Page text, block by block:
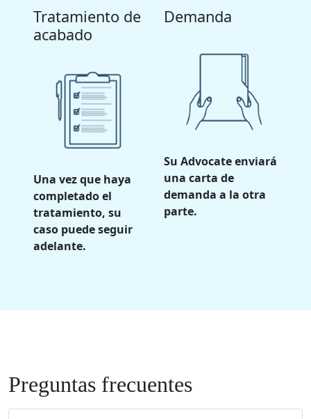
Tratamiento de
acabado
Una vez que haya
completado el
tratamiento, su
caso puede seguir
adelante.
Demanda
Su Advocate enviará
una carta de
demanda a la otra
parte.
Preguntas frecuentes